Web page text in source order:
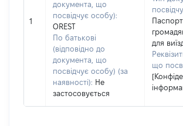
1
документа, що
посвідчує особу):
OREST
По батькові
(відповідно до
документа, що
посвідчує особу) (за
наявності): Не
застосовується
Паспорт
для
що